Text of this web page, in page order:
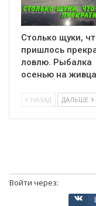
Столько щуки,
пришлось
ловлю. Рыбалка
осенью на живца
НАЗАД ДАЛЬШЕ
Войти через: